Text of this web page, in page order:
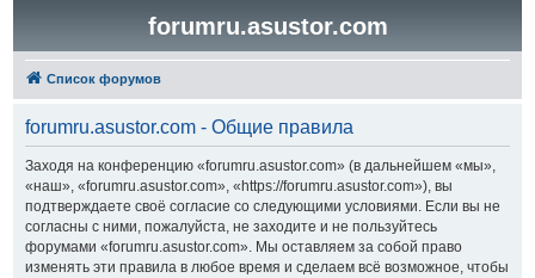
forumru.asustor.com
Список форумов
forumru.asustor.com - Общие правила
Заходя на конференцию «forumru.asustor.com» (в дальнейшем «мы»,
«наш», «forumru.asustor.com», «https://forumru.asustor.com»), вы
подтверждаете своё согласие со следующими условиями. Если вы не
согласны с ними, пожалуйста, не заходите и не пользуйтесь
форумами «forumru.asustor.com». Мы оставляем за собой право
изменять эти правила в любое время и сделаем всё возможное, чтобы